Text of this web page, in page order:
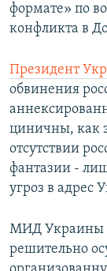
формате» по
конфликта в
Президент
обвинения
циничны, как
отсутствии
фантазии -
угроз в адрес
МИД Украины
решительно